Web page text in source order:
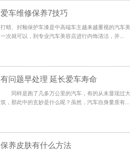
爱车维修保养7技巧
打蜡、封釉保护车漆是中高端车主越来越重视的汽车
一次就可以，到专业汽车美容店进行内饰清洁，并...
有问题早处理 延长爱车寿命
同样是跑了几多万公里的汽车，有的从未显现过大
筑，那此中的玄妙是什么呢？虽然，汽车自身量质有...
保养皮肤有什么方法